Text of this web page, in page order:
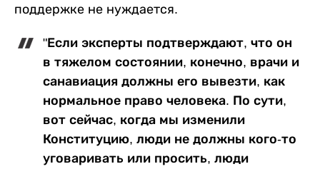
поддержке не нуждается.
"Если эксперты подтверждают, что он
в тяжелом состоянии, конечно, врачи и
санавиация должны его вывезти, как
нормальное право человека. По сути,
вот сейчас, когда мы изменили
Конституцию, люди не должны кого-то
уговаривать или просить, люди